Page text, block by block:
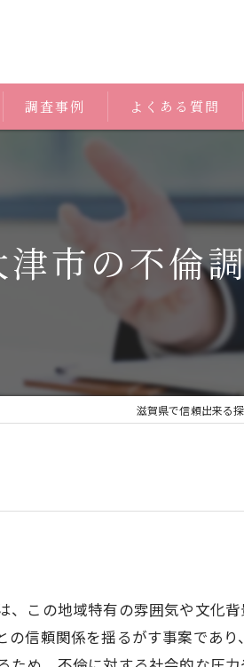
調査事例 よくある質問
市の不倫
滋賀県で信頼出来る
この地域特有の雰囲気や文化
信頼関係を揺るがす事案であ